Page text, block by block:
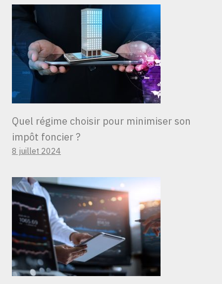
Quel régime choisir pour minimiser son
impôt foncier ?
8 juillet 2024